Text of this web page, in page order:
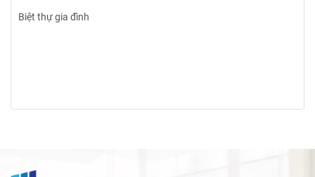
Biệt thự gia đình